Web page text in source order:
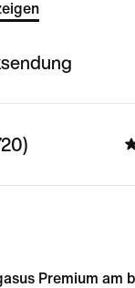
Premium am